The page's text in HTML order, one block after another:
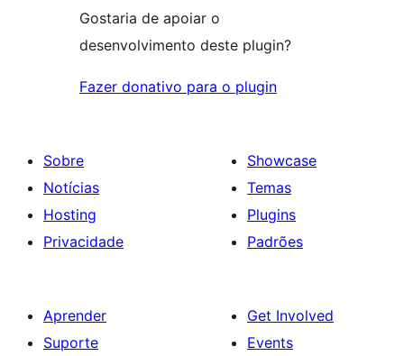
Gostaria de apoiar o
desenvolvimento deste plugin?
Fazer donativo para o plugin
Sobre
Notícias
Hosting
Privacidade
Showcase
Temas
Plugins
Padrões
Aprender
Suporte
Get Involved
Events